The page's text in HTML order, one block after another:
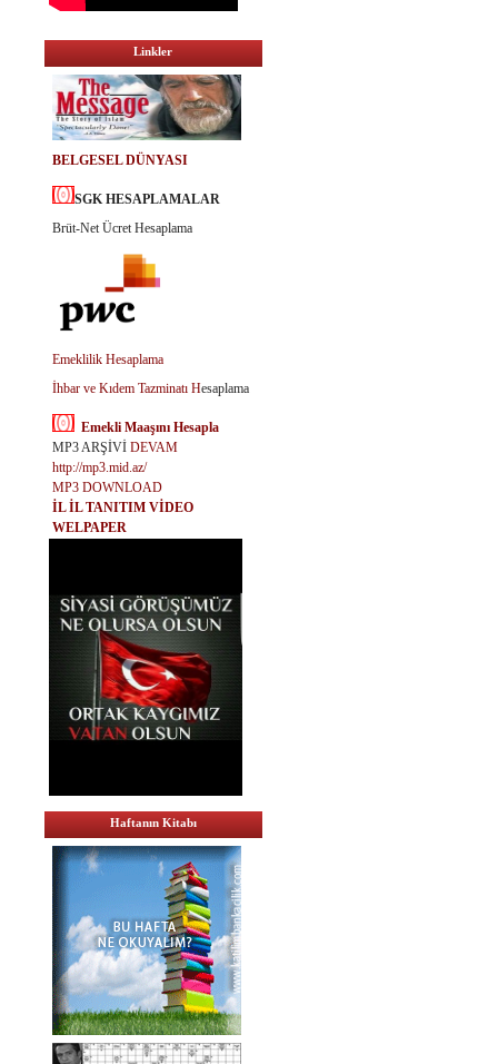
Linkler
BELGESEL DÜNYASI
SGK HESAPLAMALAR
Brüt-Net Ücret Hesaplama
Emeklilik Hesaplama
İhbar ve Kıdem Tazminatı Hesaplama
Emekli Maaşını Hesapla
MP3 ARŞİVİ DEVAM
http://mp3.mid.az/
MP3 DOWNLOAD
İL İL TANITIM VİDEO
WELPAPER
Haftanın Kitabı